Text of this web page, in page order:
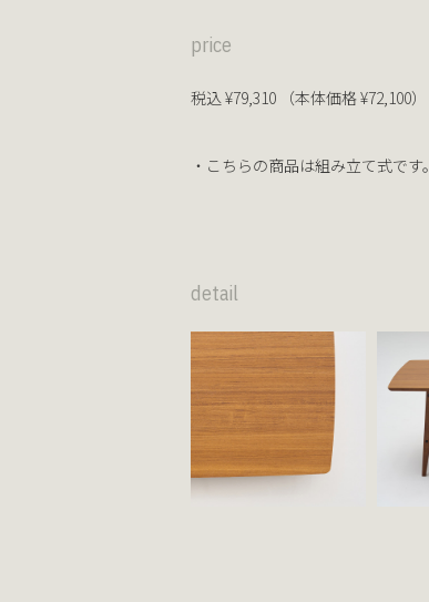
price
税込 ¥79,310 （本体価格 ¥72,100）
・こちらの商品は組み立て式です。
detail